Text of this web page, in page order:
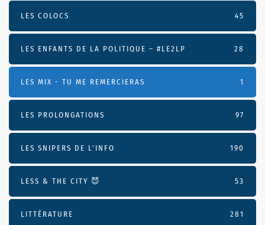
LES COLOCS 45
LES ENFANTS DE LA POLITIQUE – #LE2LP 28
LES MIX - TU ME REMERCIERAS 1
LES PROLONGATIONS 97
LES SNIPERS DE L’INFO 190
LESS & THE CITY 😈 53
LITTÉRATURE 281